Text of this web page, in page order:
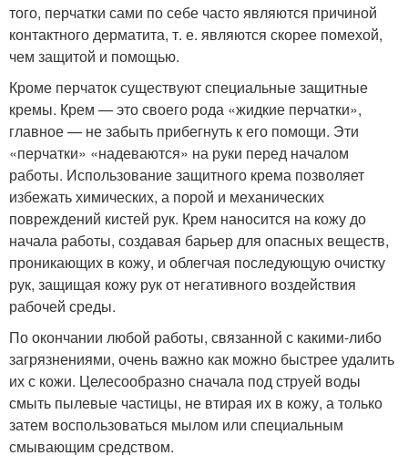
того, перчатки сами по себе часто являются причиной
контактного дерматита, т. е. являются скорее помехой,
чем защитой и помощью.
Кроме перчаток существуют специальные защитные
кремы. Крем — это своего рода «жидкие перчатки»,
главное — не забыть прибегнуть к его помощи. Эти
«перчатки» «надеваются» на руки перед началом
работы. Использование защитного крема позволяет
избежать химических, а порой и механических
повреждений кистей рук. Крем наносится на кожу до
начала работы, создавая барьер для опасных веществ,
проникающих в кожу, и облегчая последующую очистку
рук, защищая кожу рук от негативного воздействия
рабочей среды.
По окончании любой работы, связанной с какими-либо
загрязнениями, очень важно как можно быстрее удалить
их с кожи. Целесообразно сначала под струей воды
смыть пылевые частицы, не втирая их в кожу, а только
затем воспользоваться мылом или специальным
смывающим средством.